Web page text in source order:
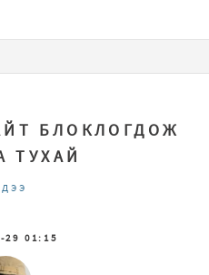
БЛОКЛОГДОЖ
ТУХАЙ
2013-10-29 01:15